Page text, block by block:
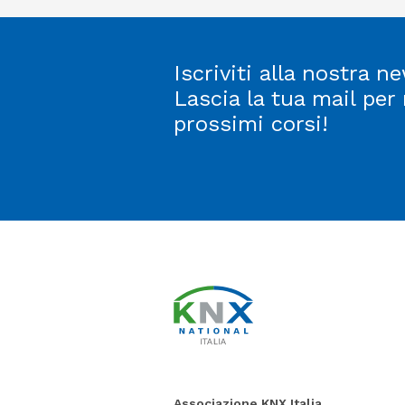
Iscriviti alla nostra
Lascia la tua mail
prossimi corsi!